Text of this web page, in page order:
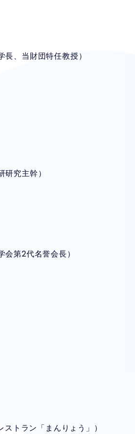
、当財団特任教授）
究主幹）
第2代名誉会長）
トラン「まんりょう」）